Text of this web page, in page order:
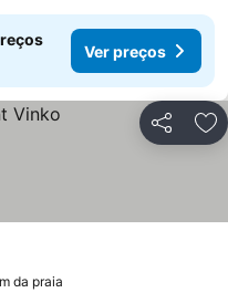
Ver preços
Partilhar
da praia